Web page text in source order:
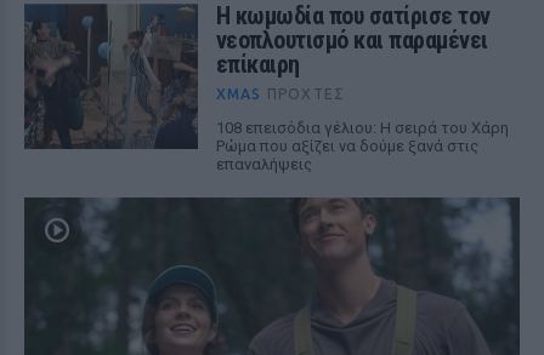
Η κωμωδία που σατίρισε τον
νεοπλουτισμό και παραμένει
επίκαιρη
XMAS ΠΡΟΧΤΈΣ
108 επεισόδια γέλιου: Η σειρά του Χάρη
Ρώμα που αξίζει να δούμε ξανά στις
επαναλήψεις